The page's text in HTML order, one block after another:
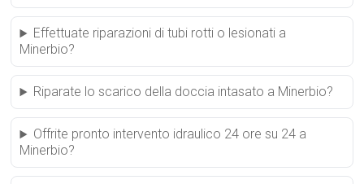
Effettuate riparazioni di tubi rotti o lesionati a
Minerbio?
Riparate lo scarico della doccia intasato a Minerbio?
Offrite pronto intervento idraulico 24 ore su 24 a
Minerbio?